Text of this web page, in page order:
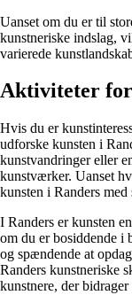
Uanset om du er til
kunstneriske indslag,
varierede
Aktiviteter
Hvis du er
udforske kunsten i
kunstvandringer eller
kunstværker. Uanset
kunsten i Randers
I Randers er kunsten
om du er bosiddende i
og spændende at
Randers kunstneriske
kunstnere, der